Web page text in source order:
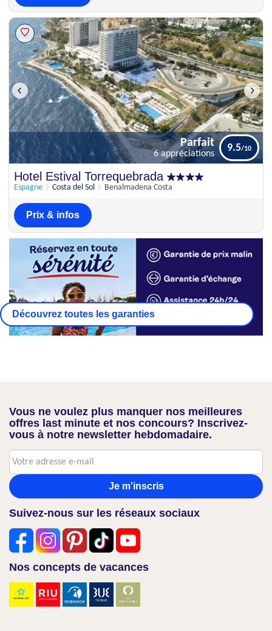
Parfait
6 appréciations
Hotel Estival Torrequebrada
Espagne Costa del Sol Benalmadena Costa
Parfait
6 appréciations
9.5
Prix & infos
Découvrez toutes les garanties
Vous ne voulez plus manquer nos meilleures
offres last minute et nos concours? Inscrivez-
vous à notre newsletter hebdomadaire.
Je m'inscris
Suivez-nous sur les réseaux sociaux
Nos concepts de vacances